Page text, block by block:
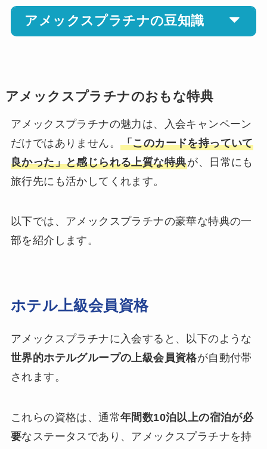
アメックスプラチナの豆知識
アメックスプラチナのおもな特典
アメックスプラチナの魅力は、入会キャンペーン
だけではありません。 「このカードを持っていて
良かった」と感じられる上質な特典が、日常にも
旅行先にも活かしてくれます。
以下では、アメックスプラチナの豪華な特典の一
部を紹介します。
ホテル上級会員資格
アメックスプラチナに入会すると、以下のような
世界的ホテルグループの上級会員資格が自動付帯
されます。
これらの資格は、通常年間数10泊以上の宿泊が必
要なステータスであり、アメックスプラチナを持